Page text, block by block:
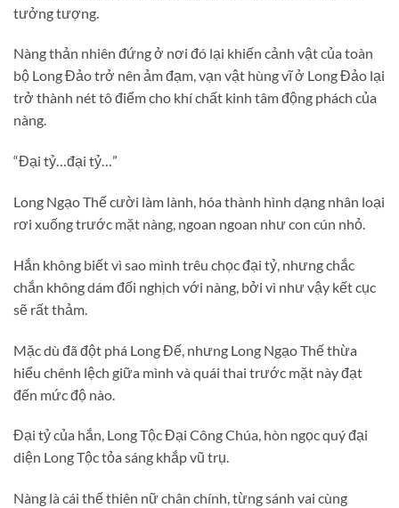
tưởng tượng.
Nàng thản nhiên đứng ở nơi đó lại khiến cảnh vật của toàn
bộ Long Đảo trở nên ảm đạm, vạn vật hùng vĩ ở Long Đảo lại
trở thành nét tô điểm cho khí chất kinh tâm động phách của
nàng.
“Đại tỷ…đại tỷ…”
Long Ngạo Thế cười làm lành, hóa thành hình dạng nhân loại
rơi xuống trước mặt nàng, ngoan ngoan như con cún nhỏ.
Hắn không biết vì sao mình trêu chọc đại tỷ, nhưng chắc
chắn không dám đối nghịch với nàng, bởi vì như vậy kết cục
sẽ rất thảm.
Mặc dù đã đột phá Long Đế, nhưng Long Ngạo Thế thừa
hiểu chênh lệch giữa mình và quái thai trước mặt này đạt
đến mức độ nào.
Đại tỷ của hắn, Long Tộc Đại Công Chúa, hòn ngọc quý đại
diện Long Tộc tỏa sáng khắp vũ trụ.
Nàng là cái thế thiên nữ chân chính, từng sánh vai cùng